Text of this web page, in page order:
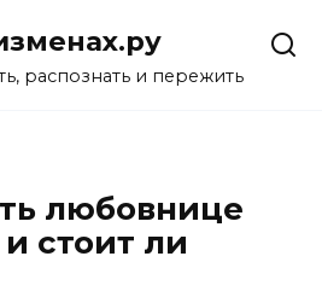
распознать и пережить
любовнице
стоит ли